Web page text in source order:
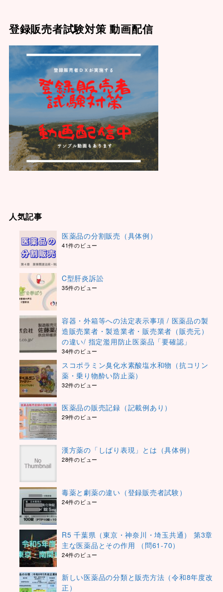
登録販売者試験対策 動画配信
人気記事
医薬品の分割販売（具体例）
41件のビュー
C型肝炎訴訟
35件のビュー
容器・外箱等への法定表示事項 / 医薬品の製
造販売業者・製造業者・販売業者（販売元）
の違い/ 指定濫用防止医薬品「要確認」
34件のビュー
スコポラミン臭化水素酸塩水和物（抗コリン
薬・乗り物酔い防止薬）
32件のビュー
医薬品の販売記録（記載例あり）
29件のビュー
漢方薬の「しばり表現」とは（具体例）
28件のビュー
毒薬と劇薬の違い（登録販売者試験）
24件のビュー
R5 千葉県（東京・神奈川・埼玉共通） 第3章
主な医薬品とその作用 （問61-70）
24件のビュー
新しい医薬品の分類と販売方法（令和8年度改
正）